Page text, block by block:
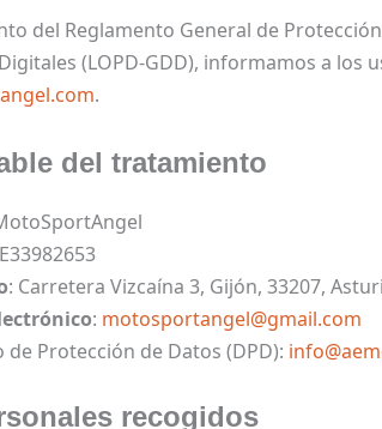
del Reglamento General de
(LOPD-GDD), informamos a
.
del tratamiento
: Carretera Vizcaína 3, Gijón, 33207,
: motosportangel@gmail.com
de Protección de Datos (DPD):
recogidos